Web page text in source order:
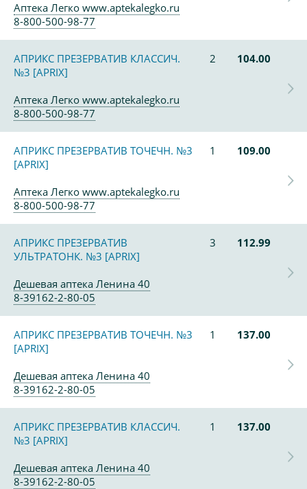
Аптека Легко www.aptekalegko.ru
8-800-500-98-77
АПРИКС ПРЕЗЕРВАТИВ КЛАССИЧ.
№3 [APRIX]
2 104.00
Аптека Легко www.aptekalegko.ru
8-800-500-98-77
АПРИКС ПРЕЗЕРВАТИВ ТОЧЕЧН. №3
[APRIX]
1 109.00
Аптека Легко www.aptekalegko.ru
8-800-500-98-77
АПРИКС ПРЕЗЕРВАТИВ
УЛЬТРАТОНК. №3 [APRIX]
3 112.99
Дешевая аптека Ленина 40
8-39162-2-80-05
АПРИКС ПРЕЗЕРВАТИВ ТОЧЕЧН. №3
[APRIX]
1 137.00
Дешевая аптека Ленина 40
8-39162-2-80-05
АПРИКС ПРЕЗЕРВАТИВ КЛАССИЧ.
№3 [APRIX]
1 137.00
Дешевая аптека Ленина 40
8-39162-2-80-05